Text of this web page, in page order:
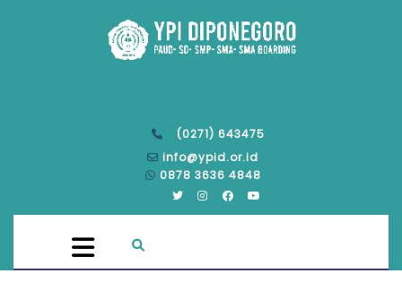
(0271) 643475
info@ypid.or.id
0878 3636 4848